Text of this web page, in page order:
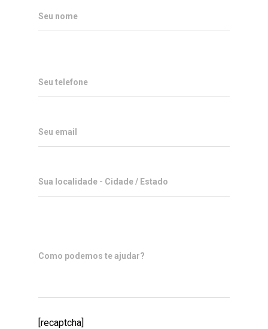
Seu nome
Seu telefone
Seu email
Sua localidade - Cidade / Estado
Como podemos te ajudar?
[recaptcha]